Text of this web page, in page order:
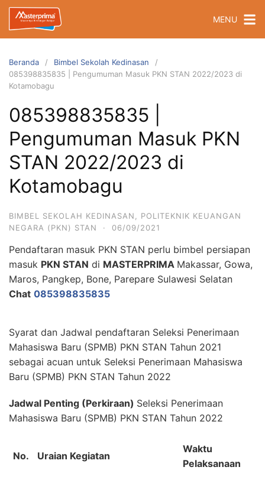
Langsung
konten
MENU
Beranda
Bimbel Sekolah Kedinasan
085398835835 | Pengumuman Masuk PKN STAN 2022/2023 di
Kotamobagu
085398835835 |
Pengumuman Masuk PKN
STAN 2022/2023 di
Kotamobagu
BIMBEL SEKOLAH KEDINASAN
POLITEKNIK KEUANGAN
NEGARA (PKN) STAN
· 06/09/2021
Pendaftaran masuk PKN STAN perlu bimbel persiapan
masuk PKN STAN di MASTERPRIMA Makassar, Gowa,
Maros, Pangkep, Bone, Parepare Sulawesi Selatan
Chat 085398835835
Syarat dan Jadwal pendaftaran Seleksi Penerimaan
Mahasiswa Baru (SPMB) PKN STAN Tahun 2021
sebagai acuan untuk Seleksi Penerimaan Mahasiswa
Baru (SPMB) PKN STAN Tahun 2022
Jadwal Penting (Perkiraan) Seleksi Penerimaan
Mahasiswa Baru (SPMB) PKN STAN Tahun 2022
No. Uraian Kegiatan
Waktu
Pelaksanaan